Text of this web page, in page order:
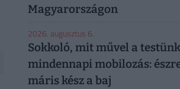
Magyarországon
2026. augusztus 6.
Sokkoló, mit művel a
mindennapi mobilozás:
máris kész a baj